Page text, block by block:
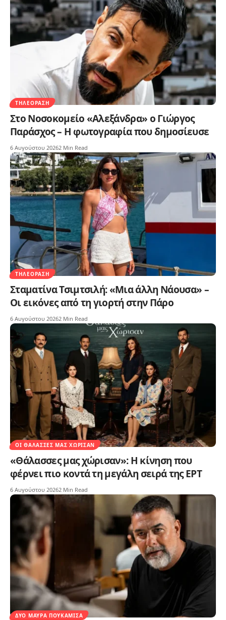
ΤΗΛΕΌΡΑΣΗ
Στο Νοσοκομείο «Αλεξάνδρα» ο Γιώργος
Παράσχος – Η φωτογραφία που δημοσίευσε
6 Αυγούστου 20262 Min Read
ΤΗΛΕΌΡΑΣΗ
Σταματίνα Τσιμτσιλή: «Μια άλλη Νάουσα» –
Οι εικόνες από τη γιορτή στην Πάρο
6 Αυγούστου 20262 Min Read
ΟΙ ΘΆΛΑΣΣΕΣ ΜΑΣ ΧΏΡΙΣΑΝ
«Θάλασσες μας χώρισαν»: Η κίνηση που
φέρνει πιο κοντά τη μεγάλη σειρά της ΕΡΤ
6 Αυγούστου 20262 Min Read
ΔΥΟ ΜΑΎΡΑ ΠΟΥΚΆΜΙΣΑ